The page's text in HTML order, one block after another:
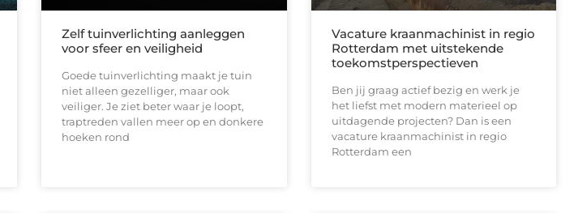
Zelf tuinverlichting aanleggen
voor sfeer en veiligheid
Goede tuinverlichting maakt je tuin
niet alleen gezelliger, maar ook
veiliger. Je ziet beter waar je loopt,
traptreden vallen meer op en donkere
hoeken rond
Vacature kraanmachinist in regio
Rotterdam met uitstekende
toekomstperspectieven
Ben jij graag actief bezig en werk je
het liefst met modern materieel op
uitdagende projecten? Dan is een
vacature kraanmachinist in regio
Rotterdam een